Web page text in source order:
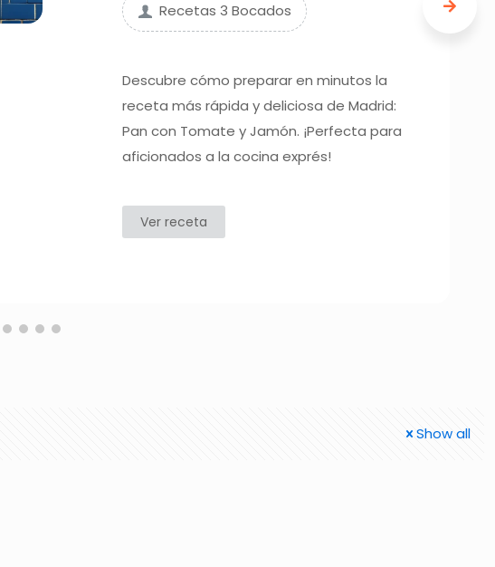
Recetas 3 Bocados
Descubre cómo preparar en minutos la
receta más rápida y deliciosa de Madrid:
Pan con Tomate y Jamón. ¡Perfecta para
aficionados a la cocina exprés!
Ver receta
Show all